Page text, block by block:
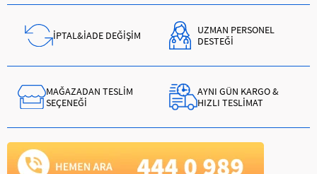
İPTAL&İADE DEĞİŞİM
UZMAN PERSONEL
DESTEĞİ
MAĞAZADAN TESLİM
SEÇENEĞİ
AYNI GÜN KARGO &
HIZLI TESLİMAT